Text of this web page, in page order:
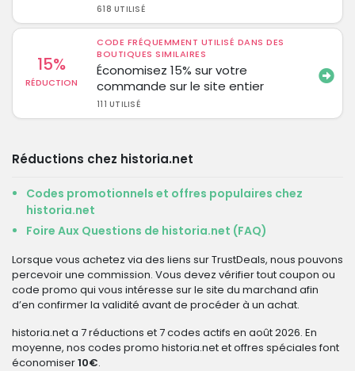
618 UTILISÉ
15%
RÉDUCTION
CODE FRÉQUEMMENT UTILISÉ DANS DES
BOUTIQUES SIMILAIRES
Économisez 15% sur votre
commande sur le site entier
111 UTILISÉ
Réductions chez historia.net
Codes promotionnels et offres populaires chez
historia.net
Foire Aux Questions de historia.net (FAQ)
Lorsque vous achetez via des liens sur TrustDeals, nous pouvons
percevoir une commission. Vous devez vérifier tout coupon ou
code promo qui vous intéresse sur le site du marchand afin
d’en confirmer la validité avant de procéder à un achat.
historia.net a 7 réductions et 7 codes actifs en août 2026. En
moyenne, nos codes promo historia.net et offres spéciales font
économiser10€.